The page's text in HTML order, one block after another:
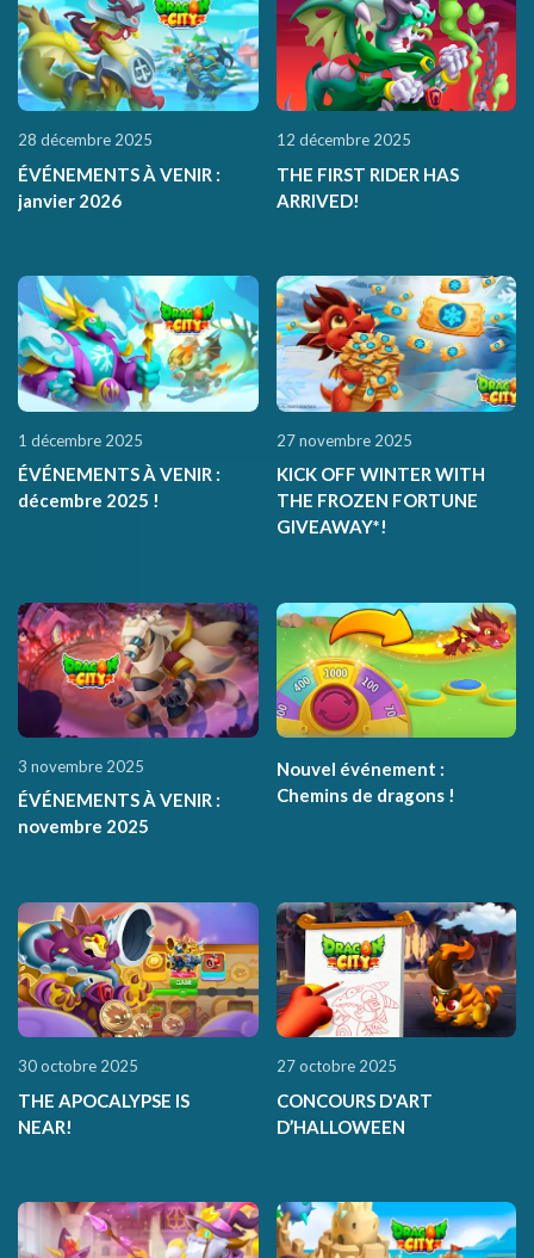
28 décembre 2025
ÉVÉNEMENTS À VENIR :
janvier 2026
12 décembre 2025
THE FIRST RIDER HAS
ARRIVED!
1 décembre 2025
ÉVÉNEMENTS À VENIR :
décembre 2025 !
27 novembre 2025
KICK OFF WINTER WITH
THE FROZEN FORTUNE
GIVEAWAY*!
3 novembre 2025
ÉVÉNEMENTS À VENIR :
novembre 2025
Nouvel événement :
Chemins de dragons !
30 octobre 2025
THE APOCALYPSE IS
NEAR!
27 octobre 2025
CONCOURS D'ART
D’HALLOWEEN